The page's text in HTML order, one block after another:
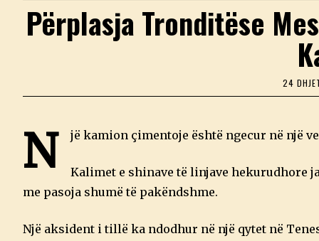
Përplasja Tronditëse
24
N jë kamion çimentoje është ngecur në një
Kalimet e shinave të linjave hekurudhore
me pasoja shumë të pakëndshme.
Një aksident i tillë ka ndodhur në një qytet në